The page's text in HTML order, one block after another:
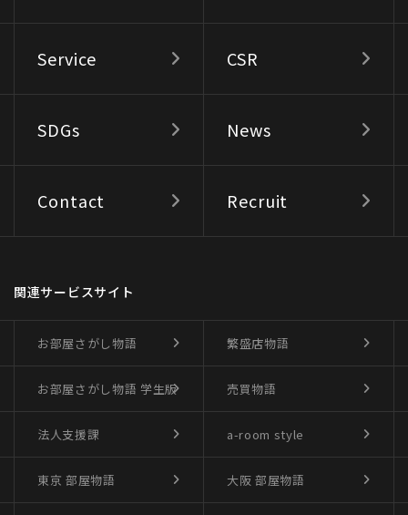
Service CSR
SDGs News
Contact Recruit
関連サービスサイト
お部屋さがし物語 繁盛店物語
お部屋さがし物語 学生版 売買物語
法人支援課 a-room style
東京 部屋物語 大阪 部屋物語